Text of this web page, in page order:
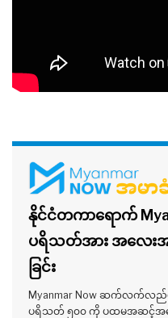
နိုင်ငံတကာရောက်
ပရိသတ်အား အလေး
ခြင်း
Myanmar Now ဆက်လက်လ
ပရိသတ် ၅၀၀ ကို ပထမအဆင့်အန